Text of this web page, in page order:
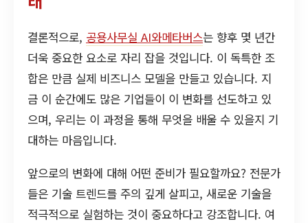
결론적으로, 공용사무실 AI와메타버스는 향후 몇 년간
더욱 중요한 요소로 자리 잡을 것입니다. 이 독특한 조
합은 만큼 실제 비즈니스 모델을 만들고 있습니다. 지
금 이 순간에도 많은 기업들이 이 변화를 선도하고 있
으며, 우리는 이 과정을 통해 무엇을 배울 수 있을지 기
대하는 마음입니다.
앞으로의 변화에 대해 어떤 준비가 필요할까요? 전문가
들은 기술 트렌드를 주의 깊게 살피고, 새로운 기술을
적극적으로 실험하는 것이 중요하다고 강조합니다. 여